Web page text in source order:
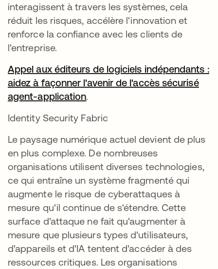
interagissent à travers les systèmes, cela
réduit les risques, accélère l'innovation et
renforce la confiance avec les clients de
l'entreprise.
Appel aux éditeurs de logiciels indépendants :
aidez à façonner l'avenir de l'accès sécurisé
agent-application.
Identity Security Fabric
Le paysage numérique actuel devient de plus
en plus complexe. De nombreuses
organisations utilisent diverses technologies,
ce qui entraîne un système fragmenté qui
augmente le risque de cyberattaques à
mesure qu'il continue de s'étendre. Cette
surface d'attaque ne fait qu'augmenter à
mesure que plusieurs types d'utilisateurs,
d'appareils et d'IA tentent d'accéder à des
ressources critiques. Les organisations